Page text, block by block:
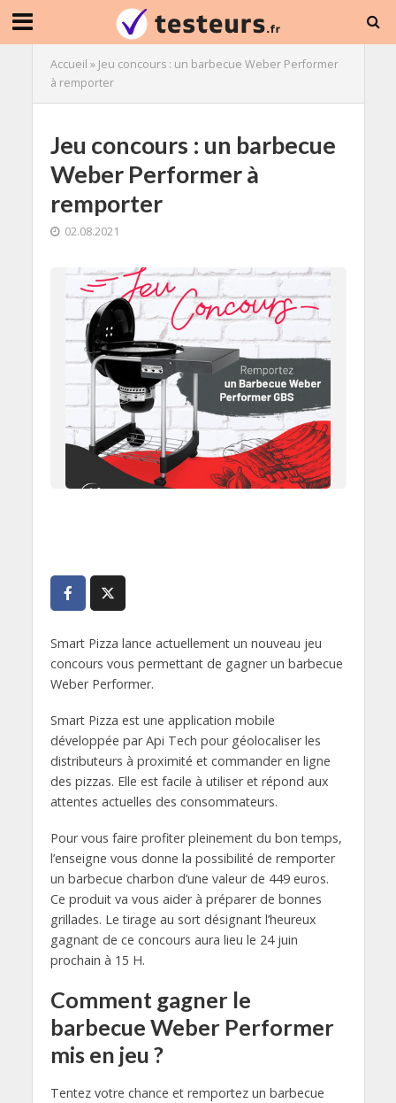
Accueil » Jeu concours : un barbecue Weber Performer
à remporter
Jeu concours : un barbecue
Weber Performer à
remporter
02.08.2021
Smart Pizza lance actuellement un nouveau jeu
concours vous permettant de gagner un barbecue
Weber Performer.
Smart Pizza est une application mobile
développée par Api Tech pour géolocaliser les
distributeurs à proximité et commander en ligne
des pizzas. Elle est facile à utiliser et répond aux
attentes actuelles des consommateurs.
Pour vous faire profiter pleinement du bon temps,
l’enseigne vous donne la possibilité de remporter
un barbecue charbon d’une valeur de 449 euros.
Ce produit va vous aider à préparer de bonnes
grillades. Le tirage au sort désignant l’heureux
gagnant de ce concours aura lieu le 24 juin
prochain à 15 H.
Comment gagner le
barbecue Weber Performer
mis en jeu ?
Tentez votre chance et remportez un barbecue